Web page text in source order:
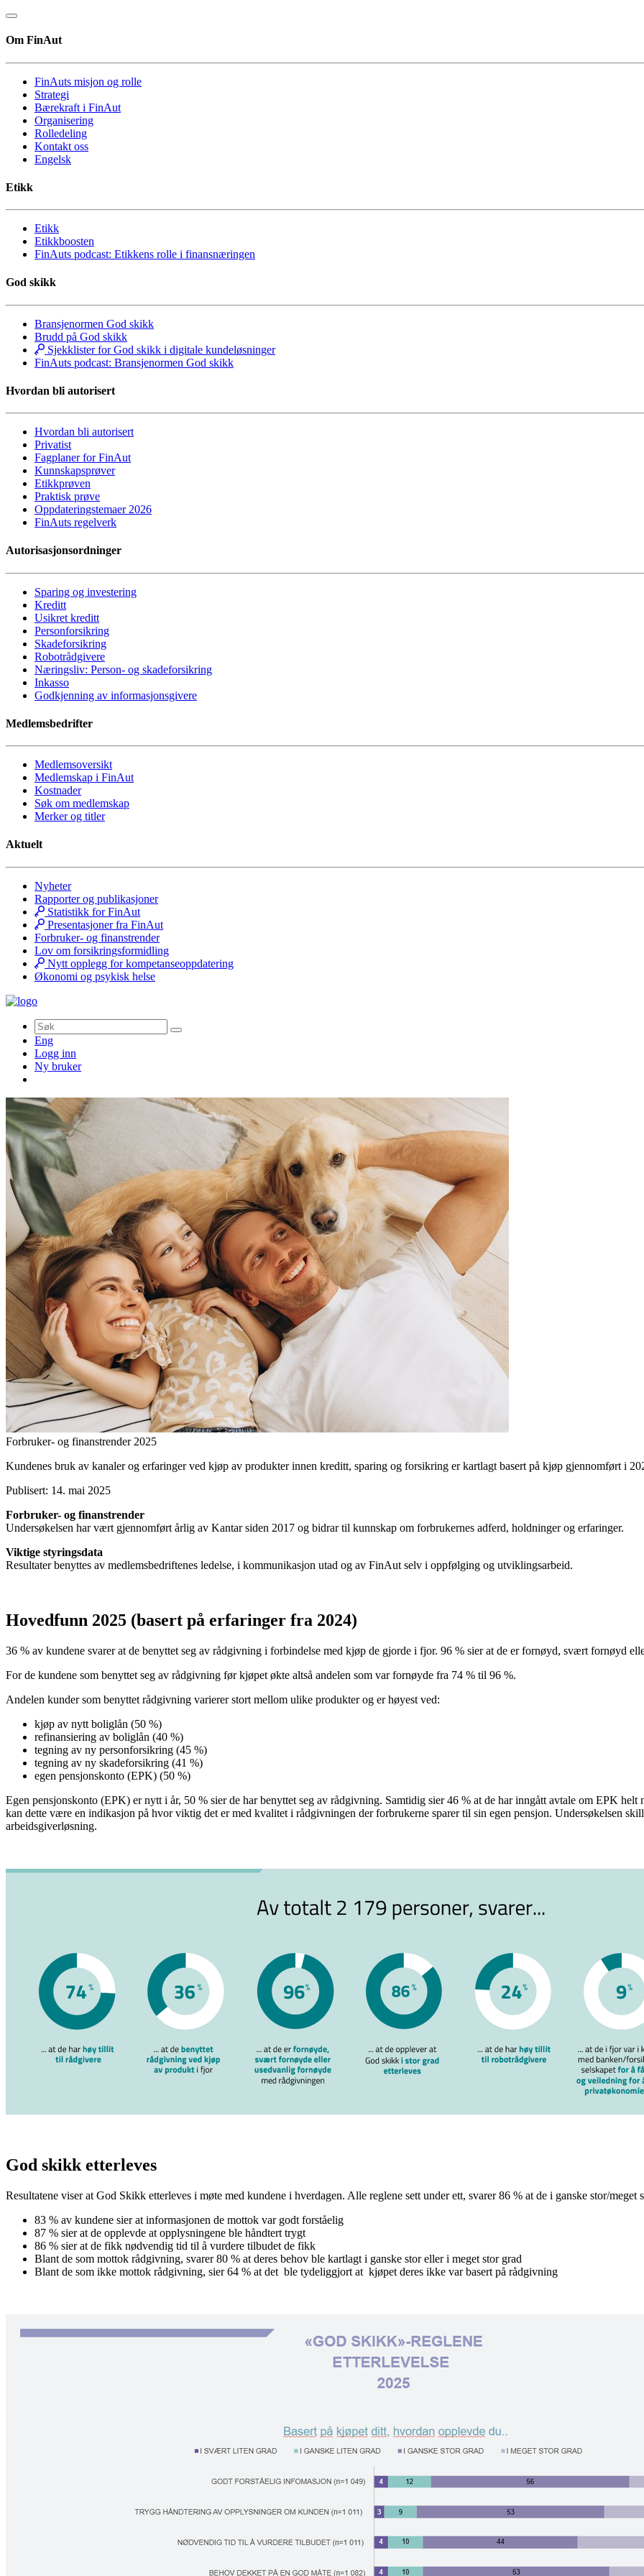
Om FinAut
FinAuts misjon og rolle
Strategi
Bærekraft i FinAut
Organisering
Rolledeling
Kontakt oss
Engelsk
Etikk
Etikk
Etikkboosten
FinAuts podcast: Etikkens rolle i finansnæringen
God skikk
Bransjenormen God skikk
Brudd på God skikk
Sjekklister for God skikk i digitale kundeløsninger
FinAuts podcast: Bransjenormen God skikk
Hvordan bli autorisert
Hvordan bli autorisert
Privatist
Fagplaner for FinAut
Kunnskapsprøver
Etikkprøven
Praktisk prøve
Oppdateringstemaer 2026
FinAuts regelverk
Autorisasjonsordninger
Sparing og investering
Kreditt
Usikret kreditt
Personforsikring
Skadeforsikring
Robotrådgivere
Næringsliv: Person- og skadeforsikring
Inkasso
Godkjenning av informasjonsgivere
Medlemsbedrifter
Medlemsoversikt
Medlemskap i FinAut
Kostnader
Søk om medlemskap
Merker og titler
Aktuelt
Nyheter
Rapporter og publikasjoner
Statistikk for FinAut
Presentasjoner fra FinAut
Forbruker- og finanstrender
Lov om forsikringsformidling
Nytt opplegg for kompetanseoppdatering
Økonomi og psykisk helse
Søk
Eng
Logg inn
Ny bruker
Forbruker- og finanstrender 2025
Kundenes bruk av kanaler og erfaringer ved kjøp av produkter innen kreditt, sparing og forsikring er kartlagt basert på kjøp gjennomført i
Publisert: 14. mai 2025
Forbruker- og finanstrender
Undersøkelsen har vært gjennomført årlig av Kantar siden 2017 og bidrar til kunnskap om forbrukernes adferd, holdninger og erfaringer.
Viktige styringsdata
Resultater benyttes av medlemsbedriftenes ledelse, i kommunikasjon utad og av FinAut selv i oppfølging og utviklingsarbeid.
Hovedfunn 2025 (basert på erfaringer fra 2024)
36 % av kundene svarer at de benyttet seg av rådgivning i forbindelse med kjøp de gjorde i fjor. 96 % sier at de er fornøyd, svært fornøyd
For de kundene som benyttet seg av rådgivning før kjøpet økte altså andelen som var fornøyde fra 74 % til 96 %.
Andelen kunder som benyttet rådgivning varierer stort mellom ulike produkter og er høyest ved:
kjøp av nytt boliglån (50 %)
refinansiering av boliglån (40 %)
tegning av ny personforsikring (45 %)
tegning av ny skadeforsikring (41 %)
egen pensjonskonto (EPK) (50 %)
Egen pensjonskonto (EPK) er nytt i år, 50 % sier de har benyttet seg av rådgivning. Samtidig sier 46 % at de har inngått avtale om EPK
kan dette være en indikasjon på hvor viktig det er med kvalitet i rådgivningen der forbrukerne sparer til sin egen pensjon. Undersøkelsen
arbeidsgiverløsning.
God skikk etterleves
Resultatene viser at God Skikk etterleves i møte med kundene i hverdagen. Alle reglene sett under ett, svarer 86 % at de i ganske stor/
83 % av kundene sier at informasjonen de mottok var godt forståelig
87 % sier at de opplevde at opplysningene ble håndtert trygt
86 % sier at de fikk nødvendig tid til å vurdere tilbudet de fikk
Blant de som mottok rådgivning, svarer 80 % at deres behov ble kartlagt i ganske stor eller i meget stor grad
Blant de som ikke mottok rådgivning, sier 64 % at det ble tydeliggjort at kjøpet deres ikke var basert på rådgivning